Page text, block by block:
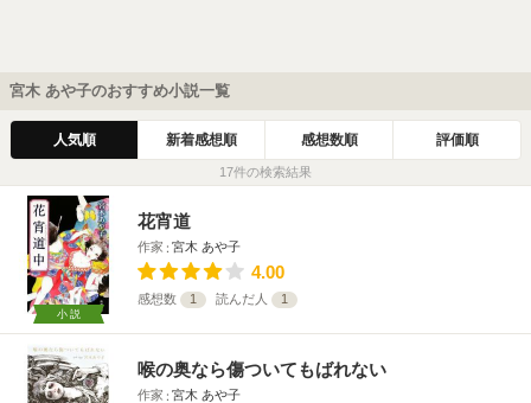
宮木 あや子のおすすめ小説一覧
人気順 新着感想順 感想数順 評価順
17件の検索結果
小説
花宵道
作家 宮木 あや子
4.00
感想数 1 読んだ人 1
喉の奥なら傷ついてもばれない
作家 宮木 あや子